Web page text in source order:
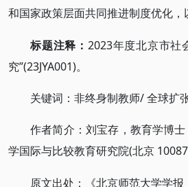
和国家政策层面共同推进制度优化，
标题注释： 2023年度北京市社
究”(23JYA001)。
关键词：非终身制教师/ 全球扩
作者简介：刘宝存，教育学博
学国际与比较教育研究院(北京
原文出处：《北京师范大学学报